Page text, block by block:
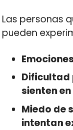
Las personas
pueden
Dificultad
sienten
Miedo de
intentan